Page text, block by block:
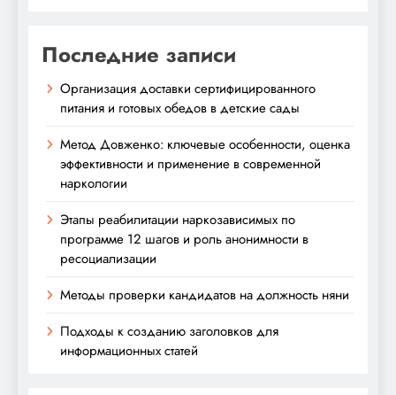
Последние записи
Организация доставки сертифицированного
питания и готовых обедов в детские сады
Метод Довженко: ключевые особенности, оценка
эффективности и применение в современной
наркологии
Этапы реабилитации наркозависимых по
программе 12 шагов и роль анонимности в
ресоциализации
Методы проверки кандидатов на должность няни
Подходы к созданию заголовков для
информационных статей